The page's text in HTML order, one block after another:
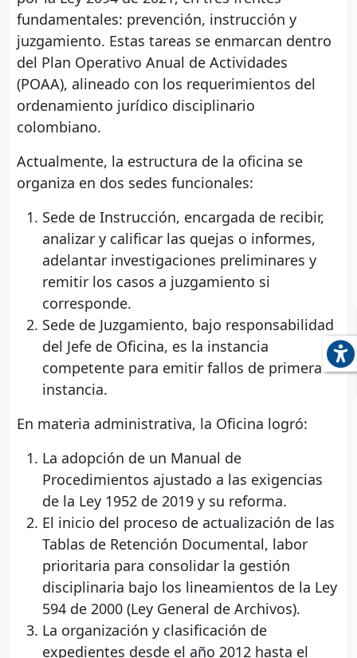
fundamentales: prevención, instrucción y
juzgamiento. Estas tareas se enmarcan dentro
del Plan Operativo Anual de Actividades
(POAA), alineado con los requerimientos del
ordenamiento jurídico disciplinario
colombiano.
Actualmente, la estructura de la oficina se
organiza en dos sedes funcionales:
Sede de Instrucción, encargada de recibir,
analizar y calificar las quejas o informes,
adelantar investigaciones preliminares y
remitir los casos a juzgamiento si
corresponde.
Sede de Juzgamiento, bajo responsabilidad
del Jefe de Oficina, es la instancia
competente para emitir fallos de primera
instancia.
En materia administrativa, la Oficina logró:
La adopción de un Manual de
Procedimientos ajustado a las exigencias
de la Ley 1952 de 2019 y su reforma.
El inicio del proceso de actualización de las
Tablas de Retención Documental, labor
prioritaria para consolidar la gestión
disciplinaria bajo los lineamientos de la Ley
594 de 2000 (Ley General de Archivos).
La organización y clasificación de
expedientes desde el año 2012 hasta el